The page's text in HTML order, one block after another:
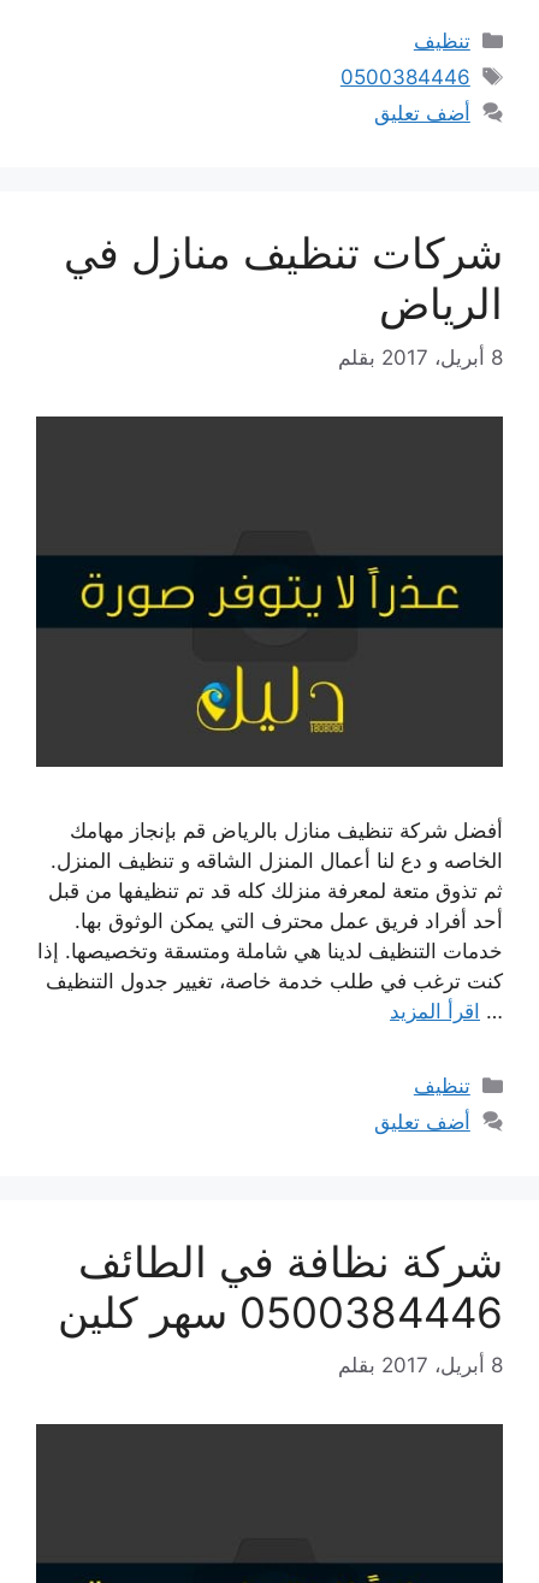
التصنيفات
تنظيف
الوسوم
0500384446
أضف تعليق
شركات تنظيف منازل في
الرياض
8 أبريل، 2017 بقلم
أفضل شركة تنظيف منازل بالرياض قم بإنجاز مهامك
الخاصه و دع لنا أعمال المنزل الشاقه و تنظيف المنزل.
ثم تذوق متعة لمعرفة منزلك كله قد تم تنظيفها من قبل
أحد أفراد فريق عمل محترف التي يمكن الوثوق بها.
خدمات التنظيف لدينا هي شاملة ومتسقة وتخصيصها. إذا
كنت ترغب في طلب خدمة خاصة، تغيير جدول التنظيف
… اقرأ المزيد
التصنيفات
تنظيف
أضف تعليق
شركة نظافة في الطائف
0500384446 سهر كلين
8 أبريل، 2017 بقلم